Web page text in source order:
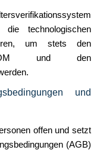
technologischen
um stets den
und den
und
offen und setzt
(AGB)